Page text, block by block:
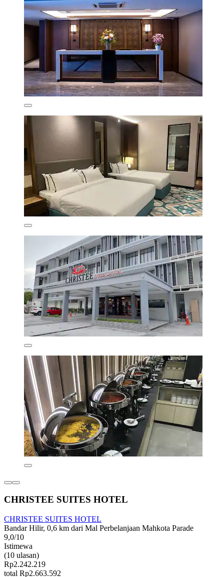
CHRISTEE SUITES HOTEL
CHRISTEE SUITES HOTEL
Bandar Hilir, 0,6 km dari Mal Perbelanjaan Mahkota Parade
9,0/10
Istimewa
(10 ulasan)
Rp2.242.219
total Rp2.663.592